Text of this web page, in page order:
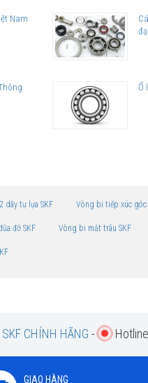
Nam
Ổ
dãy tự lựa SKF Vòng bi tiếp xúc góc
đỡ SKF Vòng bi mắt trâu SKF
CHÍNH HÃNG -
GIAO HÀNG